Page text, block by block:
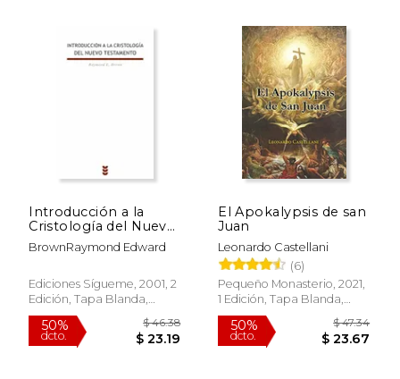
13%
dcto. $ 13.07
50%
dcto. $
Introducción a la
Cristología del Nuevo
Testamento
BrownRaymond Edward
Ediciones Sígueme, 2001, 2
Edición, Tapa Blanda,
Nuevo
El Apokalypsis de san
Juan
Leonardo Castellani
(6)
Pequeño Monasterio, 2021,
1 Edición, Tapa Blanda,
Nuevo